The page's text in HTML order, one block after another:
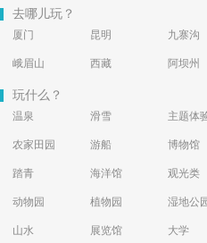
去哪儿玩？
厦门 昆明 九寨沟
峨眉山 西藏 阿坝州
玩什么？
温泉 滑雪 主题体
农家田园 游船 博物馆
踏青 海洋馆 观光类
动物园 植物园 湿地公
山水 展览馆 大学